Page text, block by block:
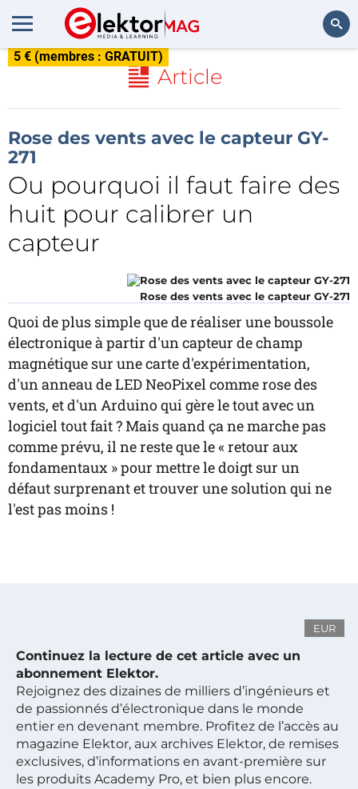
5 € (membres : GRATUIT)
Article
Rose des vents avec le capteur GY-
271
Ou pourquoi il faut faire des
huit pour calibrer un
capteur
Rose des vents avec le capteur GY-271
Quoi de plus simple que de réaliser une boussole
électronique à partir d'un capteur de champ
magnétique sur une carte d'expérimentation,
d'un anneau de LED NeoPixel comme rose des
vents, et d'un Arduino qui gère le tout avec un
logiciel tout fait ? Mais quand ça ne marche pas
comme prévu, il ne reste que le « retour aux
fondamentaux » pour mettre le doigt sur un
défaut surprenant et trouver une solution qui ne
l'est pas moins !
EUR
Continuez la lecture de cet article avec un
abonnement Elektor.
Rejoignez des dizaines de milliers d’ingénieurs et
de passionnés d’électronique dans le monde
entier en devenant membre. Profitez de l’accès au
magazine Elektor, aux archives Elektor, de remises
exclusives, d’informations en avant-première sur
les produits Academy Pro, et bien plus encore.